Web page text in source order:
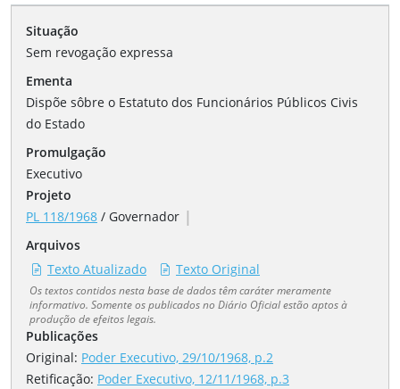
Situação
Sem revogação expressa
Ementa
Dispõe sôbre o Estatuto dos Funcionários Públicos Civis
do Estado
Promulgação
Executivo
Projeto
PL 118/1968 / Governador |
Arquivos
Texto Atualizado
Texto Original
Os textos contidos nesta base de dados têm caráter meramente
informativo. Somente os publicados no Diário Oficial estão aptos à
produção de efeitos legais.
Publicações
Original: Poder Executivo, 29/10/1968, p.2
Retificação: Poder Executivo, 12/11/1968, p.3